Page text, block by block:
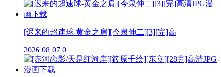
[迟来的超速球-黄金之肩][今泉伸二][3][完]高
2026-08-07 0